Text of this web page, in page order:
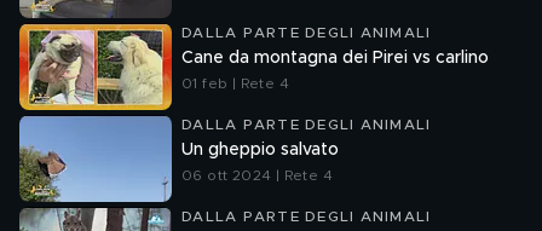
DALLA PARTE DEGLI ANIMALI
Cane da montagna dei Pirei vs carlino
01 feb | Rete 4
DALLA PARTE DEGLI ANIMALI
Un gheppio salvato
06 ott 2024 | Rete 4
DALLA PARTE DEGLI ANIMALI